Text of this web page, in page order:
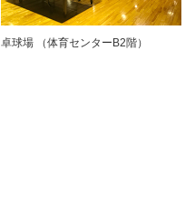
卓球場 （体育センターB2階）